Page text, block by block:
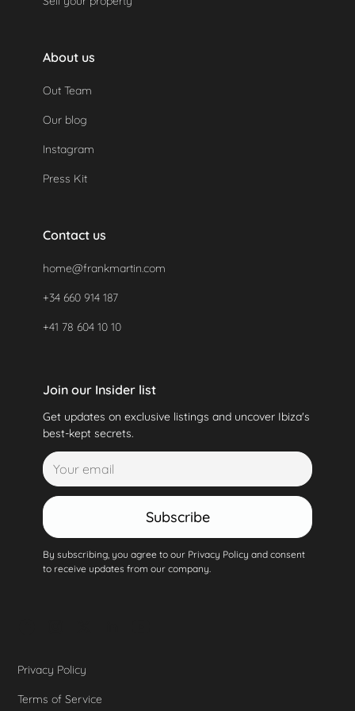
About us
Out Team
Our blog
Instagram
Press Kit
Contact us
home@frankmartin.com
+34 660 914 187
+41 78 604 10 10
Join our Insider list
Get updates on exclusive listings and uncover Ibiza's
best-kept secrets.
Subscribe
By subscribing, you agree to our Privacy Policy and consent
to receive updates from our company.
Privacy Policy
Terms of Service